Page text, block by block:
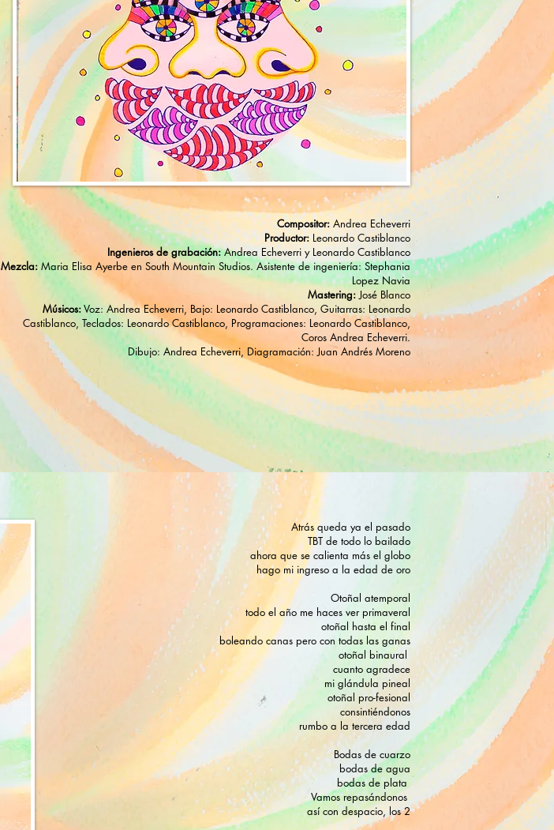
Compositor:Andrea Echeverri
Productor:Leonardo Castiblanco
Ingenieros de grabación:Andrea Echeverri y Leonardo Castiblanco
Mezcla: Maria Elisa Ayerbe en South Mountain Studios. Asistente de ingeniería: Stephania
Lopez Navia
Mastering:José Blanco
​Músicos:Voz: Andrea Echeverri, Bajo: Leonardo Castiblanco, Guitarras: Leonardo
Castiblanco, Teclados: Leonardo Castiblanco, Programaciones: Leonardo Castiblanco,
Coros Andrea Echeverri.
Dibujo: Andrea Echeverri, Diagramación: Juan Andrés Moreno
Atrás queda ya el pasado
TBT de todo lo bailado
ahora que se calienta más el globo
hago mi ingreso a la edad de oro
Otoñal atemporal
todo el año me haces ver primaveral
otoñal hasta el final
boleando canas pero con todas las ganas
otoñal binaural
cuanto agradece
mi glándula pineal
otoñal pro-fesional
consintiéndonos
rumbo a la tercera edad
Bodas de cuarzo
bodas de agua
bodas de plata
Vamos repasándonos
así con despacio, los 2